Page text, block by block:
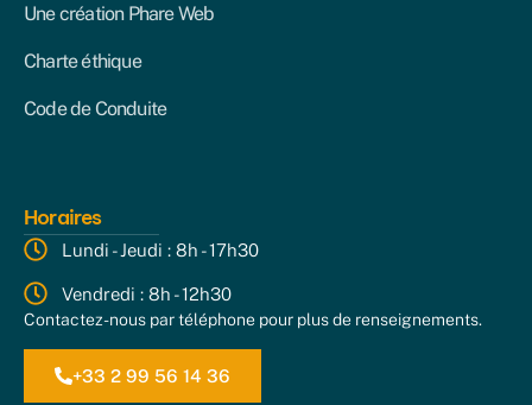
Une création Phare Web
Charte éthique
Code de Conduite
Horaires
Lundi - Jeudi : 8h - 17h30
Vendredi : 8h - 12h30
Contactez-nous par téléphone pour plus de renseignements.
+33 2 99 56 14 36